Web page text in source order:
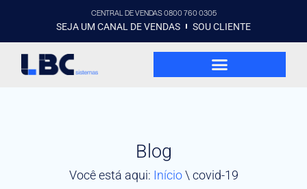
CENTRAL DE VENDAS 0800 760 0305
SEJA UM CANAL DE VENDAS SOU CLIENTE
Blog
Você está aqui: Início\ covid-19